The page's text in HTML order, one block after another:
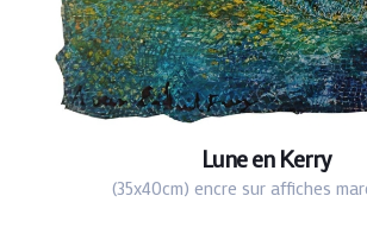
Lune en Kerry
(35x40cm) encre sur affiches